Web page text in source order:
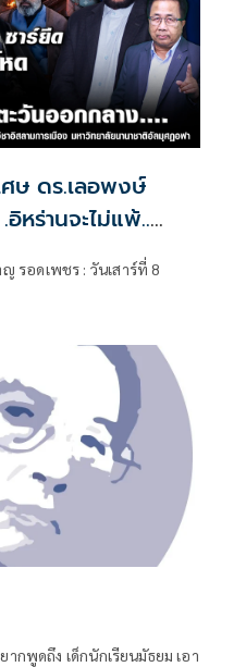
ษ ดร.เลอพงษ์
หร่านจะไม่แพ้..
บ..สำราญ รอด
รอดเพชร : วันเสาร์ที่ 8
ากพูดถึง เด็กนักเรียนมัธยม เอา